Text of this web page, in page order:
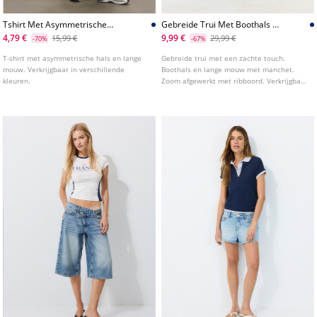
Tshirt Met Asymmetrische
Hals
4,79 € -70% 15,99 €
T-shirt met asymmetrische hals en lange
mouw. Verkrijgbaar in verschillende
kleuren.
Gebreide Trui Met Boothals En
Zachte Touch
9,99 € -67% 29,99 €
Gebreide trui met een zachte touch.
Boothals en lange mouw met manchet.
Zoom afgewerkt met ribboord. Verkrijgbaar